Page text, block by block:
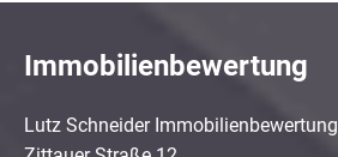
Immobilienbewertung
Lutz Schneider Immobilienbewertung